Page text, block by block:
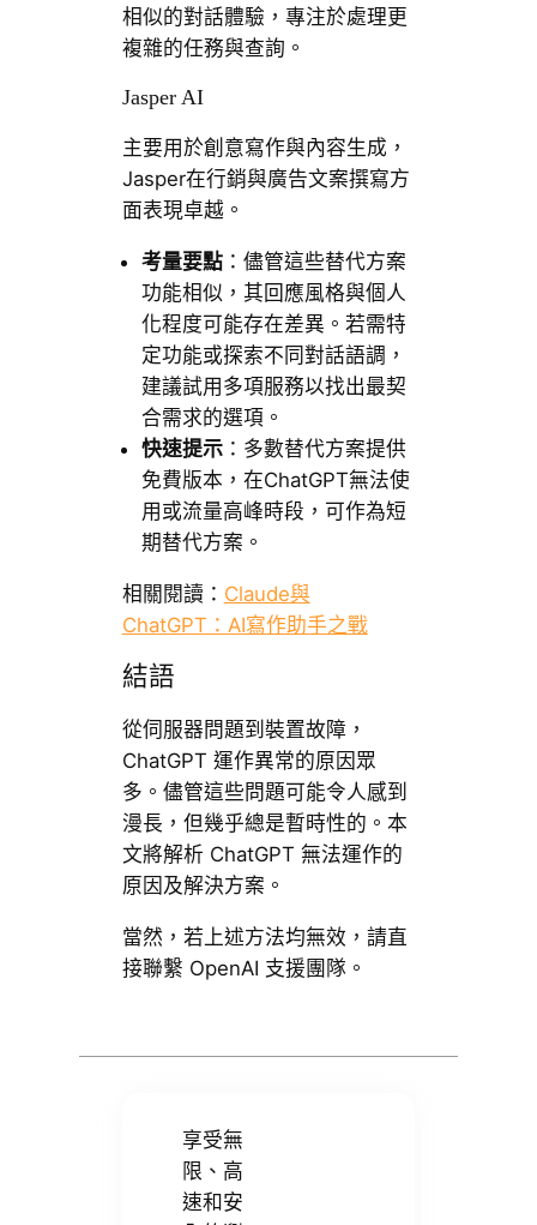
相似的對話體驗，專注於處理更
複雜的任務與查詢。
Jasper AI
主要用於創意寫作與內容生成，
Jasper在行銷與廣告文案撰寫方
面表現卓越。
考量要點：儘管這些替代方案
功能相似，其回應風格與個人
化程度可能存在差異。若需特
定功能或探索不同對話語調，
建議試用多項服務以找出最契
合需求的選項。
快速提示：多數替代方案提供
免費版本，在ChatGPT無法使
用或流量高峰時段，可作為短
期替代方案。
相關閱讀： Claude與
ChatGPT：AI寫作助手之戰
結語
從伺服器問題到裝置故障，
ChatGPT 運作異常的原因眾
多。儘管這些問題可能令人感到
漫長，但幾乎總是暫時性的。本
文將解析 ChatGPT 無法運作的
原因及解決方案。
當然，若上述方法均無效，請直
接聯繫 OpenAI 支援團隊。
享受無
限、高
速和安